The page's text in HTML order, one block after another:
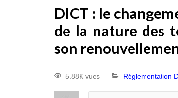
DICT : le
de la nature des
son
5.88K vues Réglementation